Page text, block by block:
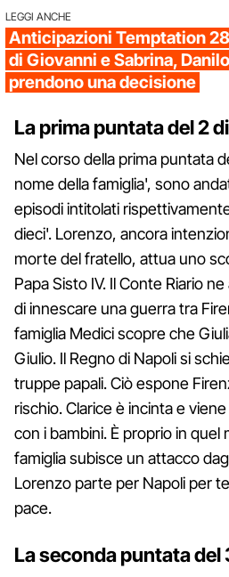
LEGGI ANCHE
Anticipazioni Temptation
di Giovanni e Sabrina,
prendono una decisione
La prima puntata del 2
Nel corso della prima puntata
nome della famiglia', sono
episodi intitolati
dieci'. Lorenzo, ancora
morte del fratello, attua uno
Papa Sisto IV. Il Conte Riario
di innescare una guerra tra
famiglia Medici scopre che
Giulio. Il Regno di Napoli si
truppe papali. Ciò espone
rischio. Clarice è incinta e
con i bambini. È proprio in quel
famiglia subisce un attacco
Lorenzo parte per Napoli per
pace.
La seconda puntata del